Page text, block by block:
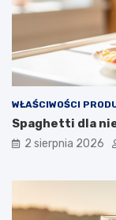
WŁAŚCIWOŚCI
Spaghetti dla
2 sierpnia 2026